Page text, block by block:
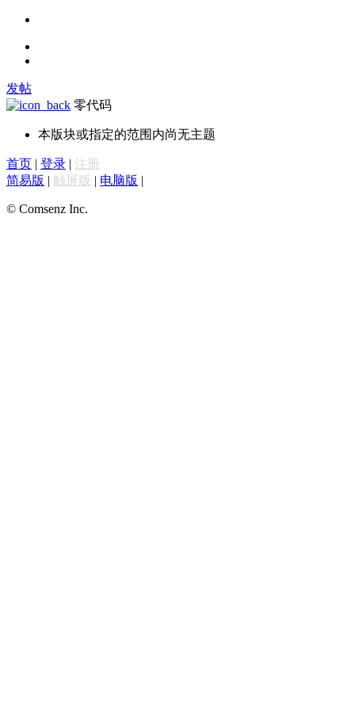
发帖
零代码
本版块或指定的范围内尚无主题
首页 | 登录 | 注册
简易版 | 触屏版 | 电脑版 |
© Comsenz Inc.